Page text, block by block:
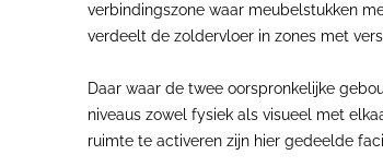
verbindingszone waar meubelstukken
verdeelt de zoldervloer in zones met
Daar waar de twee oorspronkelijke
niveaus zowel fysiek als visueel met
ruimte te activeren zijn hier gedeelde